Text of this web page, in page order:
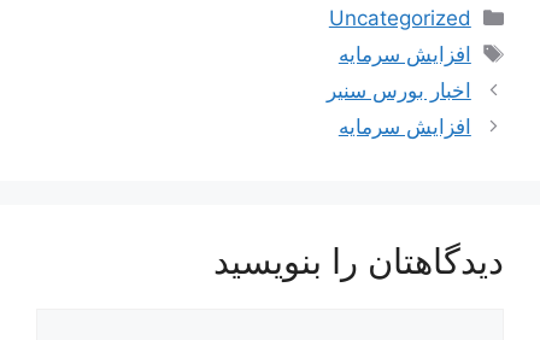
دسته‌ها
Uncategorized
برچسب‌ها
افزایش سرمایه
اخبار بورس سنیر
افزایش سرمایه
دیدگاهتان را بنویسید